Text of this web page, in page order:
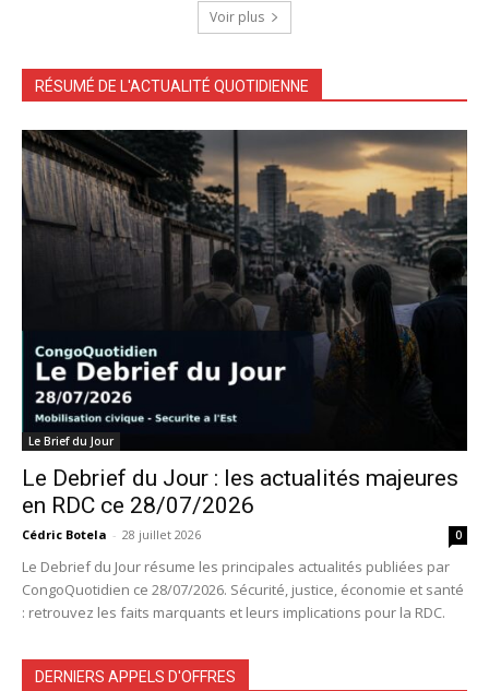
Voir plus
RÉSUMÉ DE L'ACTUALITÉ QUOTIDIENNE
Le Brief du Jour
Le Debrief du Jour : les actualités majeures
en RDC ce 28/07/2026
Cédric Botela - 28 juillet 2026 0
Le Debrief du Jour résume les principales actualités publiées par
CongoQuotidien ce 28/07/2026. Sécurité, justice, économie et santé
: retrouvez les faits marquants et leurs implications pour la RDC.
DERNIERS APPELS D'OFFRES